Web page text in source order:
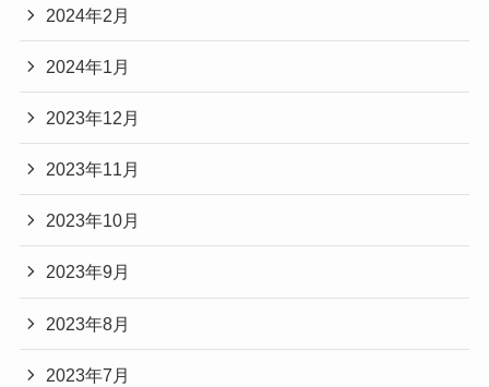
2024年2月
2024年1月
2023年12月
2023年11月
2023年10月
2023年9月
2023年8月
2023年7月